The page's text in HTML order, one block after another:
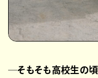
─そもそも高校生の頃